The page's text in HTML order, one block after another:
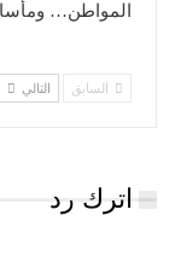
المواطن…
السابق التالي
اترك رد